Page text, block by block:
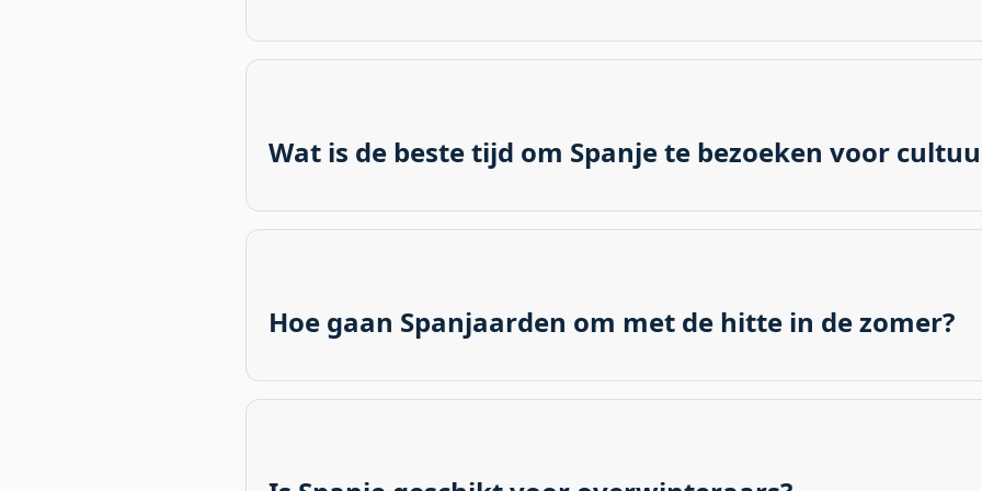
zuiden. De Canarische Eilanden hebben zelfs een subtropisch klimaat met het hele
Wat is de beste tijd om Spanje te bezoeken voor
aangenaam, de drukte is minder dan in de zomer, en er zijn veel lokale feesten en
Hoe gaan Spanjaarden om met de hitte in de zomer?
meer in de koelere avonduren. Airconditioning, zwembaden en schaduwrijke